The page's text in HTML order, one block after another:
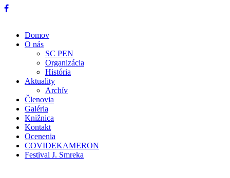
Domov
O nás
SC PEN
Organizácia
História
Aktuality
Archív
Členovia
Galéria
Knižnica
Kontakt
Ocenenia
COVIDEKAMERON
Festival J. Smreka